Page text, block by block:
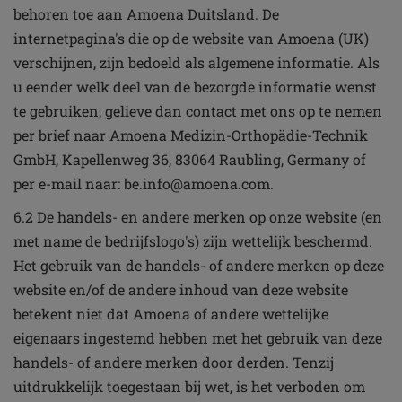
behoren toe aan Amoena Duitsland. De
internetpagina's die op de website van Amoena (UK)
verschijnen, zijn bedoeld als algemene informatie. Als
u eender welk deel van de bezorgde informatie wenst
te gebruiken, gelieve dan contact met ons op te nemen
per brief naar Amoena Medizin-Orthopädie-Technik
GmbH, Kapellenweg 36, 83064 Raubling, Germany of
per e-mail naar: be.info@amoena.com.
6.2 De handels- en andere merken op onze website (en
met name de bedrijfslogo's) zijn wettelijk beschermd.
Het gebruik van de handels- of andere merken op deze
website en/of de andere inhoud van deze website
betekent niet dat Amoena of andere wettelijke
eigenaars ingestemd hebben met het gebruik van deze
handels- of andere merken door derden. Tenzij
uitdrukkelijk toegestaan bij wet, is het verboden om